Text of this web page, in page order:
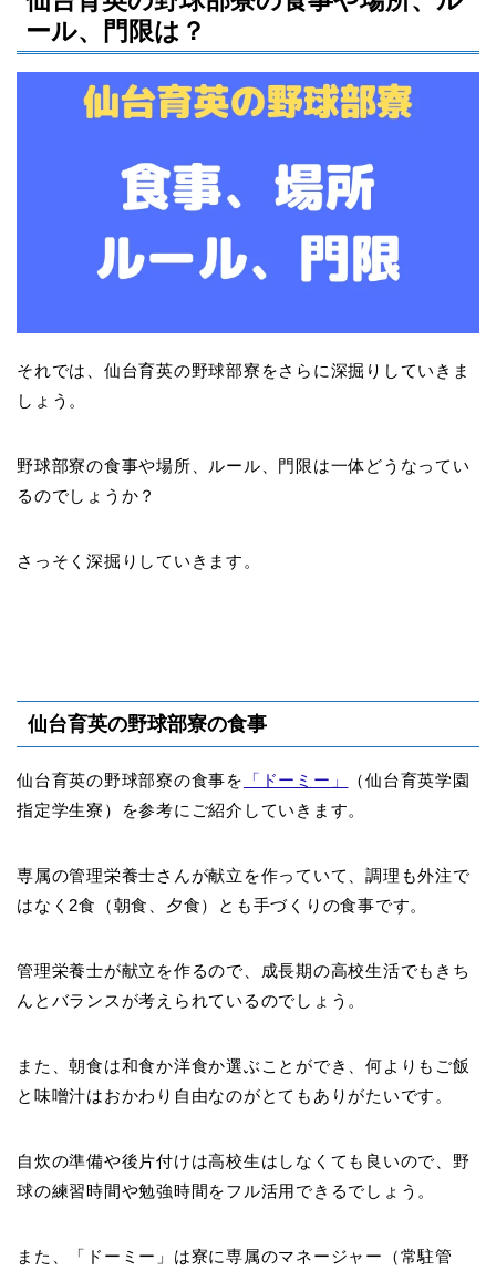
ール、門限は？
それでは、仙台育英の野球部寮をさらに深掘りしていきま
しょう。
野球部寮の食事や場所、ルール、門限は一体どうなってい
るのでしょうか？
さっそく深掘りしていきます。
仙台育英の野球部寮の食事
仙台育英の野球部寮の食事を 「ドーミー」
（仙台育英学園
指定学生寮）を参考にご紹介していきます。
専属の管理栄養士さんが献立を作っていて、調理も外注で
はなく2食（朝食、夕食）とも手づくりの食事です。
管理栄養士が献立を作るので、成長期の高校生活でもきち
んとバランスが考えられているのでしょう。
また、朝食は和食か洋食か選ぶことができ、何よりもご飯
と味噌汁はおかわり自由なのがとてもありがたいです。
自炊の準備や後片付けは高校生はしなくても良いので、野
球の練習時間や勉強時間をフル活用できるでしょう。
また、「ドーミー」は寮に専属のマネージャー（常駐管